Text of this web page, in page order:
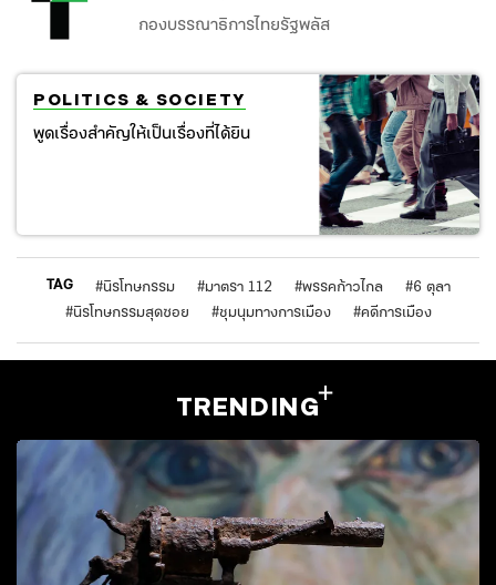
กองบรรณาธิการไทยรัฐพลัส
POLITICS & SOCIETY
พูดเรื่องสำคัญให้เป็นเรื่องที่ได้ยิน
TAG #นิรโทษกรรม #มาตรา 112 #พรรคก้าวไกล #6 ตุลา
#นิรโทษกรรมสุดซอย #ชุมนุมทางการเมือง #คดีการเมือง
TRENDING